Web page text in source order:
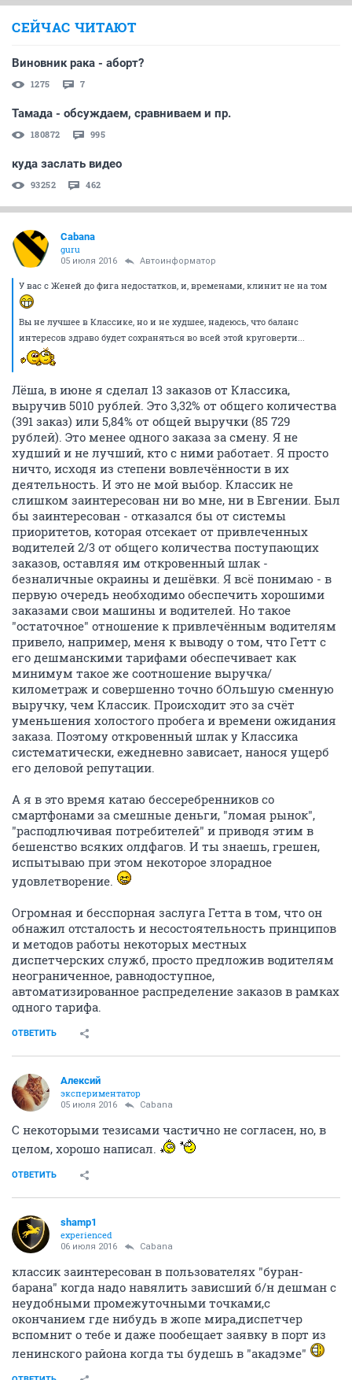
СЕЙЧАС ЧИТАЮТ
Виновник рака - аборт?
1275 7
Тамада - обсуждаем, сравниваем и пр.
180872 995
куда заслать видео
93252 462
Cabana
guru
05 июля 2016 Автоинформатор
У вас с Женей до фига недостатков, и, временами, клинит не на том
Вы не лучшее в Классике, но и не худшее, надеюсь, что баланс
интересов здраво будет сохраняться во всей этой круговерти...
Лёша, в июне я сделал 13 заказов от Классика,
выручив 5010 рублей. Это 3,32% от общего количества
(391 заказ) или 5,84% от общей выручки (85 729
рублей). Это менее одного заказа за смену. Я не
худший и не лучший, кто с ними работает. Я просто
ничто, исходя из степени вовлечённости в их
деятельность. И это не мой выбор. Классик не
слишком заинтересован ни во мне, ни в Евгении. Был
бы заинтересован - отказался бы от системы
приоритетов, которая отсекает от привлеченных
водителей 2/3 от общего количества поступающих
заказов, оставляя им откровенный шлак -
безналичные окраины и дешёвки. Я всё понимаю - в
первую очередь необходимо обеспечить хорошими
заказами свои машины и водителей. Но такое
"остаточное" отношение к привлечённым водителям
привело, например, меня к выводу о том, что Гетт с
его дешманскими тарифами обеспечивает как
минимум такое же соотношение выручка/
километраж и совершенно точно бОльшую сменную
выручку, чем Классик. Происходит это за счёт
уменьшения холостого пробега и времени ожидания
заказа. Поэтому откровенный шлак у Классика
систематически, ежедневно зависает, нанося ущерб
его деловой репутации.
А я в это время катаю бессеребренников со
смартфонами за смешные деньги, "ломая рынок",
"расподлючивая потребителей" и приводя этим в
бешенство всяких олдфагов. И ты знаешь, грешен,
испытываю при этом некоторое злорадное
удовлетворение.
Огромная и бесспорная заслуга Гетта в том, что он
обнажил отсталость и несостоятельность принципов
и методов работы некоторых местных
диспетчерских служб, просто предложив водителям
неограниченное, равнодоступное,
автоматизированное распределение заказов в рамках
одного тарифа.
ОТВЕТИТЬ
Алексий
экспериментатор
05 июля 2016 Cabana
С некоторыми тезисами частично не согласен, но, в
целом, хорошо написал.
ОТВЕТИТЬ
shamp1
experienced
06 июля 2016 Cabana
классик заинтересован в пользователях "буран-
барана" когда надо навялить зависший б/н дешман с
неудобными промежуточными точками,с
окончанием где нибудь в жопе мира,диспетчер
вспомнит о тебе и даже пообещает заявку в порт из
ленинского района когда ты будешь в "акадэме"